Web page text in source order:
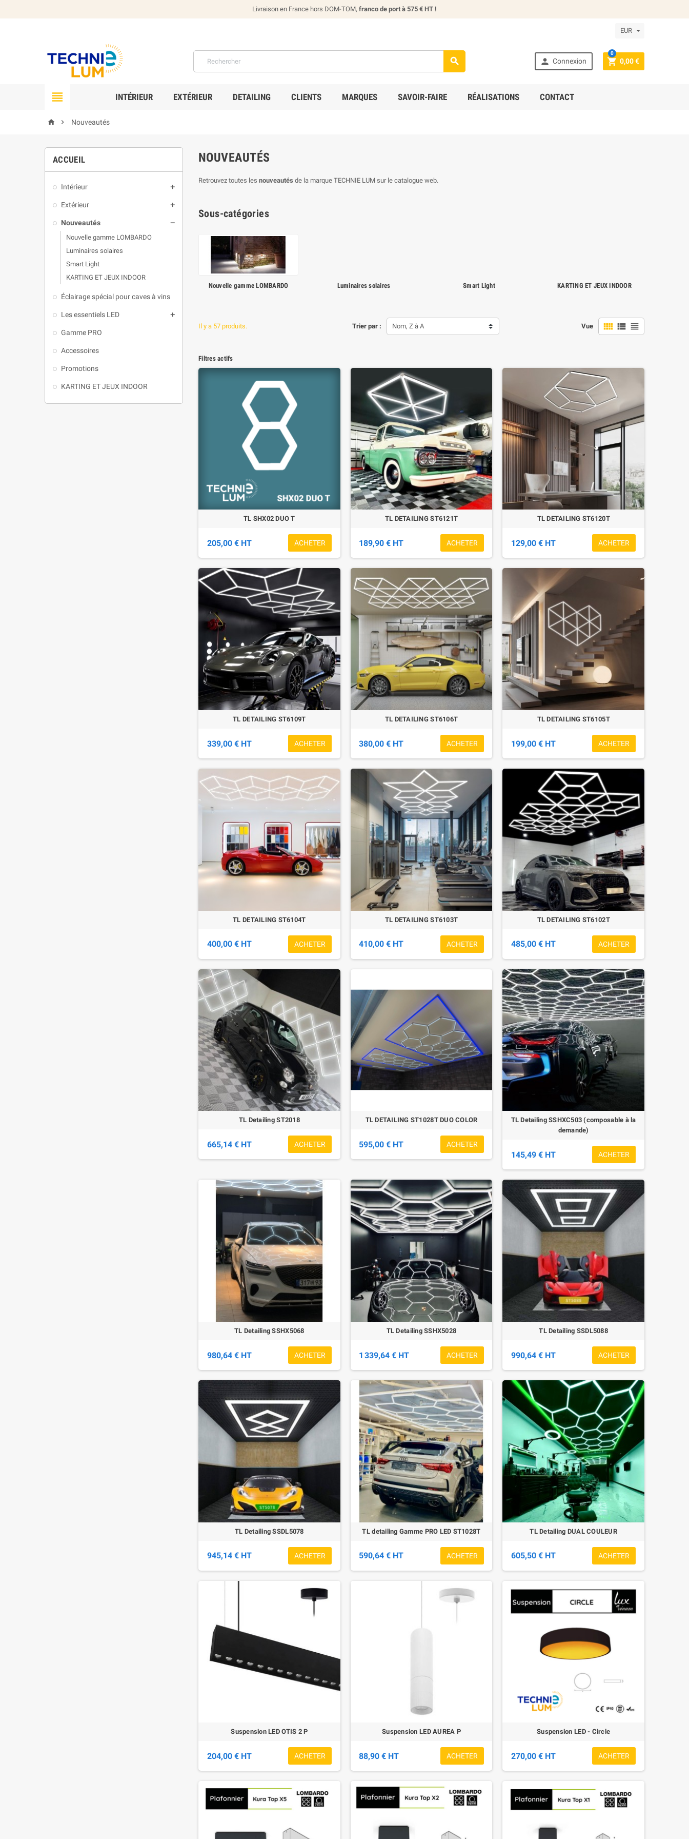
Livraison en France hors DOM-TOM, franco de port à 575 € HT !
EUR
  Connexion  0,00 €
0
 INTÉRIEUR EXTÉRIEUR DETAILING CLIENTS MARQUES SAVOIR-FAIRE RÉALISATIONS CONTACT
  Nouveautés
ACCUEIL
Intérieur 
Extérieur 
Nouveautés 
Nouvelle gamme LOMBARDO
Luminaires solaires
Smart Light
KARTING ET JEUX INDOOR
Éclairage spécial pour caves à vins
Les essentiels LED 
Gamme PRO
Accessoires
Promotions
KARTING ET JEUX INDOOR
NOUVEAUTÉS
Retrouvez toutes les nouveautés de la marque TECHNIE LUM sur le catalogue web.
Sous-catégories
Nouvelle gamme LOMBARDO Luminaires solaires Smart Light KARTING ET JEUX INDOOR
Il y a 57 produits. Trier par : Nom, Z à A Vue   
Filtres actifs
TL SHX02 DUO T
205,00 € HT ACHETER
TL DETAILING ST6121T
189,90 € HT ACHETER
TL DETAILING ST6120T
129,00 € HT ACHETER
TL DETAILING ST6109T
339,00 € HT ACHETER
TL DETAILING ST6106T
380,00 € HT ACHETER
TL DETAILING ST6105T
199,00 € HT ACHETER
TL DETAILING ST6104T
400,00 € HT ACHETER
TL DETAILING ST6103T
410,00 € HT ACHETER
TL DETAILING ST6102T
485,00 € HT ACHETER
TL Detailing ST2018
665,14 € HT ACHETER
TL DETAILING ST1028T DUO COLOR
595,00 € HT ACHETER
TL Detailing SSHXC503 (composable à la
demande)
145,49 € HT ACHETER
TL Detailing SSHX5068
980,64 € HT ACHETER
TL Detailing SSHX5028
1 339,64 € HT ACHETER
TL Detailing SSDL5088
990,64 € HT ACHETER
TL Detailing SSDL5078
945,14 € HT ACHETER
TL detailing Gamme PRO LED ST1028T
590,64 € HT ACHETER
TL Detailing DUAL COULEUR
605,50 € HT ACHETER
Suspension LED OTIS 2 P
204,00 € HT ACHETER
Suspension LED AUREA P
88,90 € HT ACHETER
Suspension LED - Circle
270,00 € HT ACHETER